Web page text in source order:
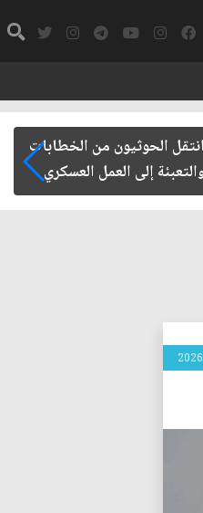
مأزق الزيدي مع الميليشيات